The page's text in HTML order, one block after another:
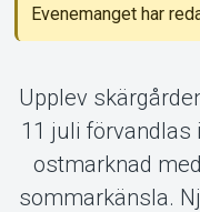
Evenemanget har
Upplev
11 juli förvandlas
ostmarknad
sommarkänsla.